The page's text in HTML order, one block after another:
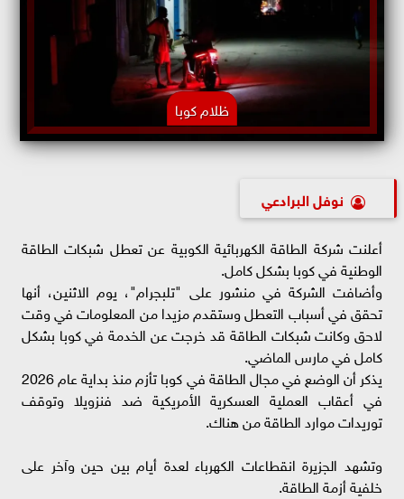
ظلام كوبا
نوفل البرادعي
أعلنت شركة الطاقة الكهربائية الكوبية عن تعطل شبكات الطاقة
الوطنية في كوبا بشكل كامل.
وأضافت الشركة في منشور على "تلبجرام"، يوم الاثنين، أنها
تحقق في أسباب التعطل وستقدم مزيدا من المعلومات في وقت
لاحق وكانت شبكات الطاقة قد خرجت عن الخدمة في كوبا بشكل
كامل في مارس الماضي.
يذكر أن الوضع في مجال الطاقة في كوبا تأزم منذ بداية عام 2026
في أعقاب العملية العسكرية الأمريكية ضد فنزويلا وتوقف
توريدات موارد الطاقة من هناك.
وتشهد الجزيرة انقطاعات الكهرباء لعدة أيام بين حين وآخر على
خلفية أزمة الطاقة.